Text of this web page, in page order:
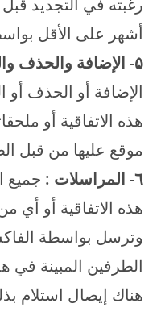
رغبته في التجديد قبل
أشهر على الأقل
۵- الإضافة والحذف والتعديل والإلغاء :
الإضافة أو الحذف أو
هذه الاتفاقية أو
موقع عليها من قبل
٦- المراسلات :
جميع
هذه الاتفاقية أو أي
وترسل بواسطة
الطرفين المبينة
هناك إيصال استلام